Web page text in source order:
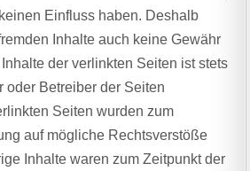
Einfluss haben. Deshalb
Inhalte auch keine Gewähr
der verlinkten Seiten ist stets
oder Betreiber der Seiten
Seiten wurden zum
auf mögliche Rechtsverstöße
Inhalte waren zum Zeitpunkt der